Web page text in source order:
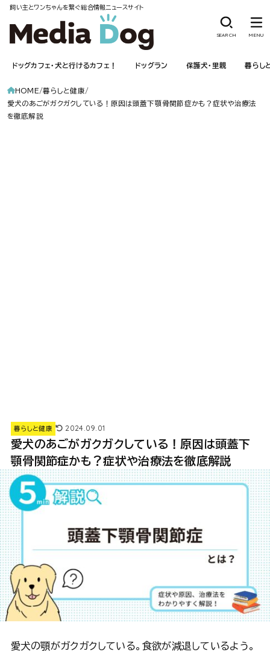
飼い主とワンちゃんを繋ぐ総合情報ニュースサイト
ドッグカフェ・犬と行けるカフェ！ ドッグラン 保護犬・里親 暮らし
SEARCH MENU
HOME
暮らしと健康
愛犬のあごがガクガクしている！原因は頭蓋下顎骨関節症かも？症状や治療法
を徹底解説
暮らしと健康 2024.09.01
愛犬のあごがガクガクしている！原因は頭蓋下
顎骨関節症かも？症状や治療法を徹底解説
愛犬の顎がガクガクしている。食欲が減退しているよう。